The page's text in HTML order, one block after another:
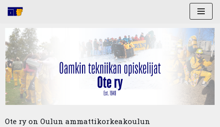
Skip
to
content
Ote ry on Oulun ammattikorkeakoulun